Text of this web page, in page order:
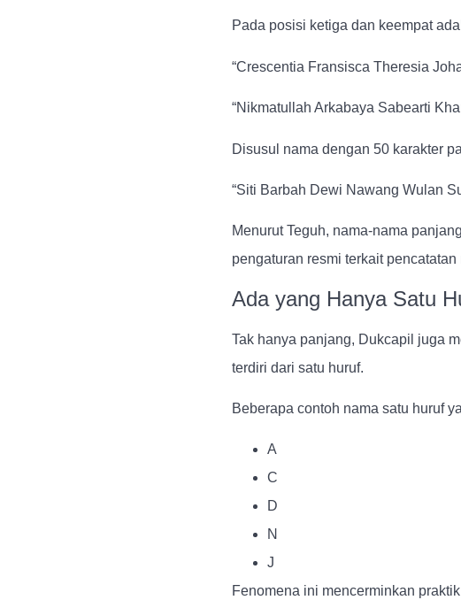
Pada posisi ketiga dan keempat
“Crescentia Fransisca Theresia
“Nikmatullah Arkabaya Sabearti
Disusul nama dengan 50 karakter
“Siti Barbah Dewi Nawang Wulan
Menurut Teguh, nama-nama
pengaturan resmi terkait
Ada yang Hanya Satu
Tak hanya panjang, Dukcapil juga
terdiri dari satu huruf.
Beberapa contoh nama satu huruf
A
C
D
N
J
Fenomena ini mencerminkan